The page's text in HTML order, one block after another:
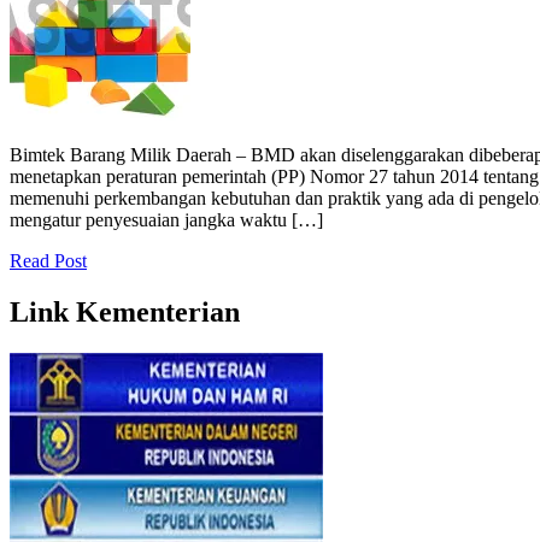
Bimtek Barang Milik Daerah – BMD akan diselenggarakan
menetapkan peraturan pemerintah (PP) Nomor 27 tahun 2014
memenuhi perkembangan kebutuhan dan praktik yang ada di
mengatur penyesuaian jangka waktu […]
Read Post
Link Kementerian